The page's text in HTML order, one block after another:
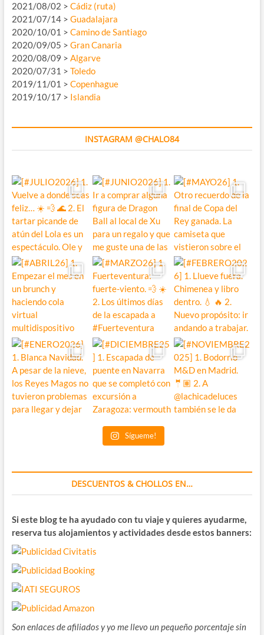
2021/08/02 > Cádiz (ruta)
2021/07/14 > Guadalajara
2020/10/01 > Camino de Santiago
2020/09/05 > Gran Canaria
2020/08/09 > Algarve
2020/07/31 > Toledo
2019/11/01 > Copenhague
2019/10/17 > Islandia
INSTAGRAM @CHALO84
Sígueme!
DESCUENTOS & CHOLLOS EN…
Si este blog te ha ayudado con tu viaje y quieres ayudarme,
reserva tus alojamientos y actividades desde estos banners:
Son enlaces de afiliados y yo me llevo un pequeño porcentaje sin